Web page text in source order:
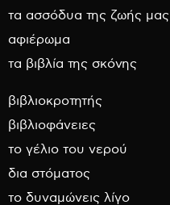
τα ασσόδυα της ζωής μας
αφιέρωμα
τα βιβλία της σκόνης
βιβλιοκροτητής
βιβλιοφάνειες
το γέλιο του νερού
δια στόματος
το δυναμώνεις λίγο